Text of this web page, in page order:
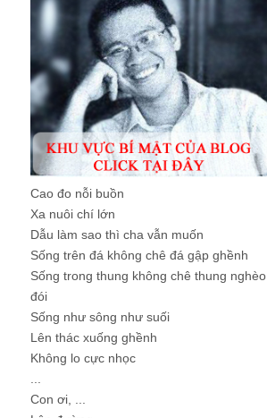
Cao đo nỗi buồn
Xa nuôi chí lớn
Dẫu làm sao thì cha vẫn muốn
Sống trên đá không chê đá gập ghềnh
Sống trong thung không chê thung nghèo
đói
Sống như sông như suối
Lên thác xuống ghềnh
Không lo cực nhọc
Con ơi, ...